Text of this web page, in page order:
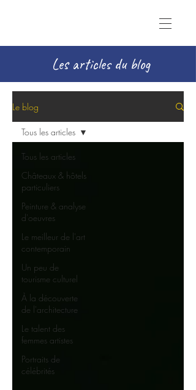
Les articles du blog
Le blog
Tous les articles
Châteaux & hôtels
particuliers
Peinture & analyse
d'oeuvres
Le meilleur de l'art
contemporain
Un peu de
tourisme culturel
À la découverte
de l'architecture
Le talent des
femmes artistes
Portraits de
célébrités
Tous les articles